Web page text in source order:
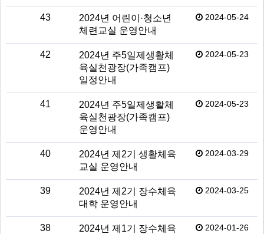
43
2024년 어린이·청소년
체련교실 운영안내
2024-05-24
42
2024년 주5일제생활체
육실천광장(가족캠프)
일정안내
2024-05-23
41
2024년 주5일제생활체
육실천광장(가족캠프)
운영안내
2024-05-23
40
2024년 제2기 생활체육
교실 운영안내
2024-03-29
39
2024년 제2기 장수체육
대학 운영안내
2024-03-25
38
2024년 제1기 장수체육
2024-01-26